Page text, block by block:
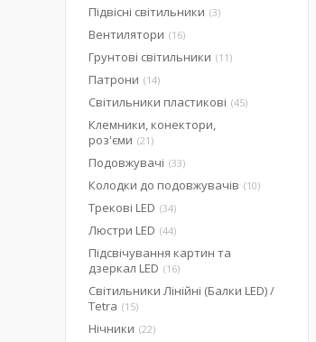
Підвісні світильники 3
Вентилятори 16
Грунтові світильники 11
Патрони 14
Світильники пластикові 45
Клемники, конектори,
роз'єми 21
Подовжувачі 33
Колодки до подовжувачів 10
Трекові LED 34
Люстри LED 44
Підсвічування картин та
дзеркал LED
16
Світильники Лінійні (Балки LED) /
Tetra
15
Нічники 22